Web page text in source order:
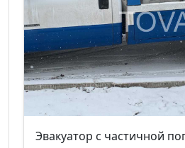
Эвакуатор с частичной